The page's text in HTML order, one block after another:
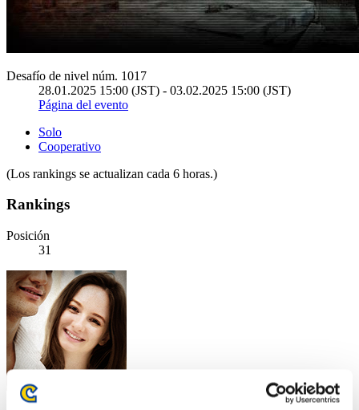
Desafío de nivel núm. 1017
28.01.2025 15:00 (JST) - 03.02.2025 15:00 (JST)
Página del evento
Solo
Cooperativo
(Los rankings se actualizan cada 6 horas.)
Rankings
Posición
31